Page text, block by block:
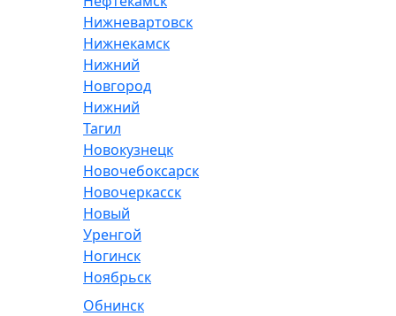
Нижневартовск
Нижнекамск
Нижний
Новгород
Нижний
Тагил
Новокузнецк
Новочебоксарск
Новочеркасск
Новый
Уренгой
Ногинск
Ноябрьск
Обнинск